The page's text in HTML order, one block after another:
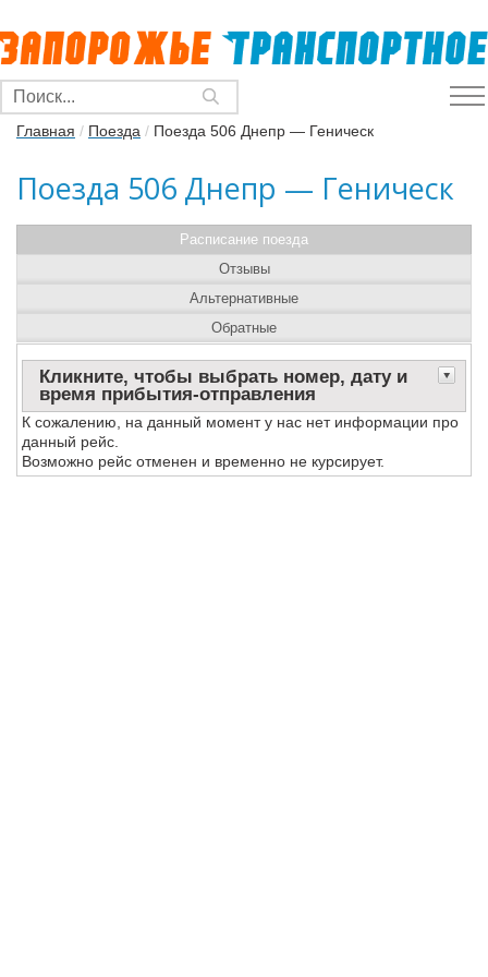
Главная / Поезда / Поезда 506 Днепр — Геническ
Поезда 506 Днепр — Геническ
Расписание поезда
Кликните, чтобы выбрать номер, дату и
время прибытия-отправления
К сожалению, на данный момент у нас нет информации про
данный рейс.
Возможно рейс отменен и временно не курсирует.
Отзывы
Альтернативные
Обратные